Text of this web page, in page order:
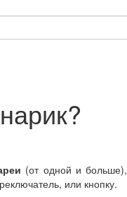
(от одной и больше),
или кнопку.